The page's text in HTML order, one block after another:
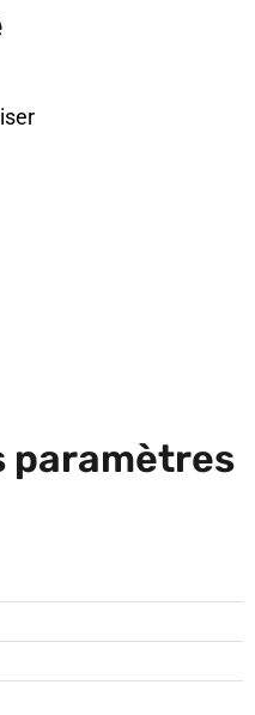
paramètres